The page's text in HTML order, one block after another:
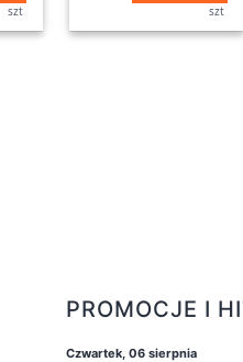
szt szt
PROMOCJE I
Czwartek, 06 sierpnia